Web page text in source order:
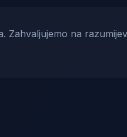
Zahvaljujemo na